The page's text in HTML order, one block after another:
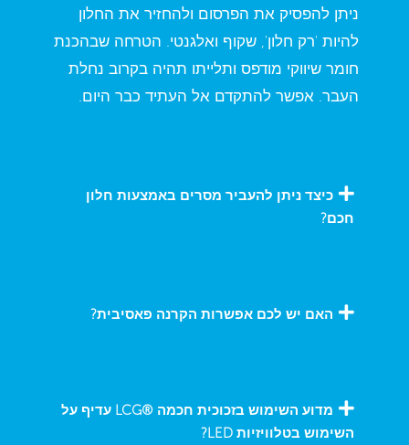
ניתן להפסיק את הפרסום ולהחזיר את החלון
להיות 'רק חלון', שקוף ואלגנטי. הטרחה שבהכנת
חומר שיווקי מודפס ותלייתו תהיה בקרוב נחלת
העבר. אפשר להתקדם אל העתיד כבר היום.
כיצד ניתן להעביר מסרים באמצעות חלון
חכם?
האם יש לכם אפשרות הקרנה פאסיבית?
מדוע השימוש בזכוכית חכמה ®LCG עדיף על
השימוש בטלוויזיות LED?